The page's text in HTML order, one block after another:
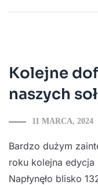
Kolejne
naszych
11 MARCA, 2024
Bardzo dużym
roku kolejna edycja
Napłynęło blisko